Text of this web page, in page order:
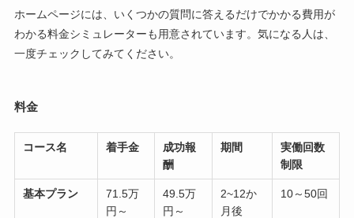
ホームページには、いくつかの質問に答えるだけでかかる費用が
わかる料金シミュレーターも用意されています。気になる人は、
一度チェックしてみてください。
料金
コース名 着手金
成功報
酬
期間
実働回数
制限
基本プラン
71.5万
円～
49.5万
円～
2~12か
月後
10～50回